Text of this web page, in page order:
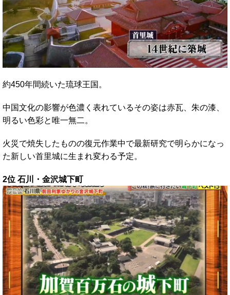
約450年間続いた琉球王国。
中国文化の影響が色濃く表れているその姿は赤瓦、朱の漆、
明るい色彩と唯一無二。
火災で焼失したものの復元作業中で最新研究で明らかになっ
た新しい首里城に生まれ変わる予定。
2位 石川・金沢城下町